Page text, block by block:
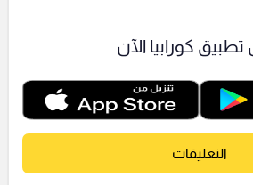
كورابيا الآن
التعليقات